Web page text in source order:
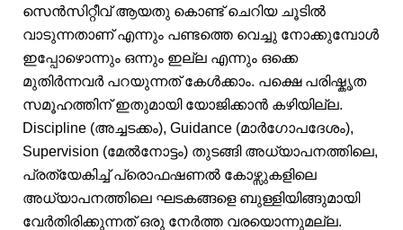
സെൻസിറ്റീവ് ആയതു കൊണ്ട് ചെറിയ ചൂടിൽ
വാടുന്നതാണ് എന്നും പണ്ടത്തെ വെച്ചു നോക്കുമ്പോൾ
ഇപ്പോഴൊന്നും ഒന്നും ഇല്ല എന്നും ഒക്കെ
മുതിർന്നവർ പറയുന്നത് കേൾക്കാം. പക്ഷെ പരിഷ്കൃത
സമൂഹത്തിന് ഇതുമായി യോജിക്കാൻ കഴിയില്ല.
Discipline (അച്ചടക്കം), Guidance (മാർഗോപദേശം),
Supervision (മേൽനോട്ടം) തുടങ്ങി അധ്യാപനത്തിലെ,
പ്രത്യേകിച്ച് പ്രൊഫഷണൽ കോഴ്സുകളിലെ
അധ്യാപനത്തിലെ ഘടകങ്ങളെ ബുള്ളിയിങ്ങുമായി
വേർതിരിക്കുന്നത് ഒരു നേർത്ത വരയൊന്നുമല്ല.